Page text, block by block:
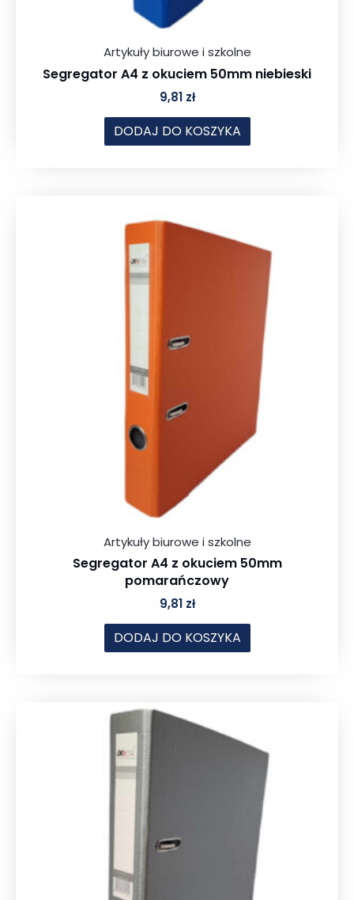
Artykuły biurowe i szkolne
Segregator A4 z okuciem 50mm niebieski
9,81 zł
DODAJ DO KOSZYKA
Artykuły biurowe i szkolne
Segregator A4 z okuciem 50mm
pomarańczowy
9,81 zł
DODAJ DO KOSZYKA